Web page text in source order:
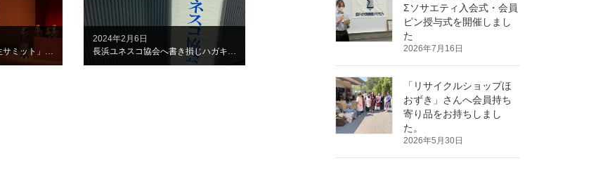
「北の近江振興 高校生サミット」を聴講しました
2024年2月6日
長浜ユネスコ協会へ書き損じハガキを持参しました
Σソサエティ入会式・会員
ピン授与式を開催しまし
た
2026年7月16日
「リサイクルショップほ
おずき」さんへ会員持ち
寄り品をお持ちしまし
た。
2026年5月30日